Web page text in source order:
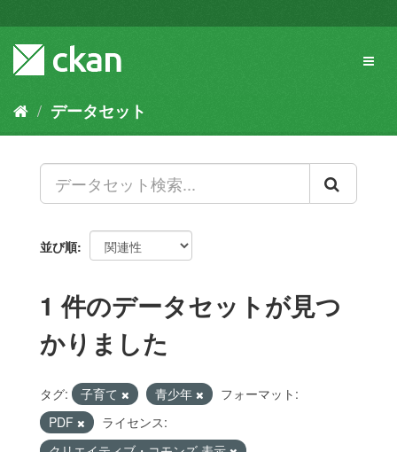
キ
容
データセット
並び順
1 件のデータセットが見つ
かりました
タグ: 子育て 青少年
フォーマット:
PDF
ライセンス: